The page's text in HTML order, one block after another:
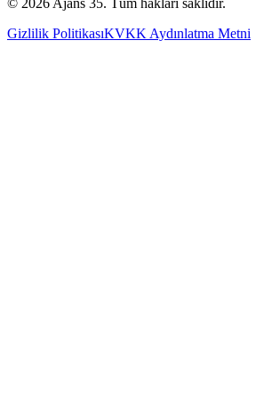
Gizlilik PolitikasıKVKK Aydınlatma Metni